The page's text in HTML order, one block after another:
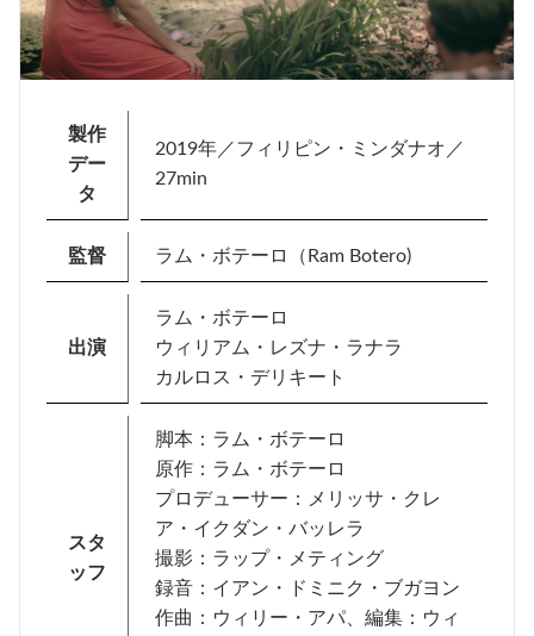
製作
デー
タ
2019年／フィリピン・ミンダナオ／
27min
監督 ラム・ボテーロ（Ram Botero)
出演
ラム・ボテーロ
ウィリアム・レズナ・ラナラ
カルロス・デリキート
スタ
ッフ
脚本：ラム・ボテーロ
原作：ラム・ボテーロ
プロデューサー：メリッサ・クレ
ア・イクダン・バッレラ
撮影：ラップ・メティング
録音：イアン・ドミニク・ブガヨン
作曲：ウィリー・アパ、編集：ウィ